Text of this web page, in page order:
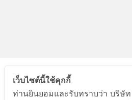
เว็บไซต์นี้ใช้คุกกี้
ท่านยินยอมและรับทราบว่า บริษัท